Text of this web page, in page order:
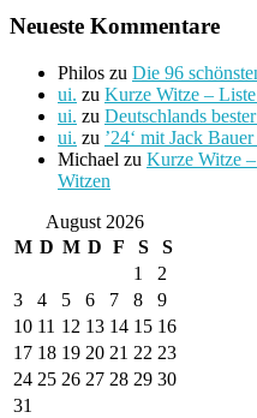
Neueste Kommentare
Philos zu Die 96
ui. zu Kurze Witze –
ui. zu Deutschlands
ui. zu ’24‘ mit Jack
Michael zu Kurze Witze
Witzen
August 2026
M D M D F S
S
1
2
3
4 5 6 7 8
9
10 11 12 13 14 15 16
17 18 19 20 21 22 23
24 25 26 27 28 29 30
31